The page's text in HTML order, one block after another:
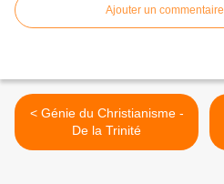
Ajouter un commentaire
< Génie du Christianisme -
De la Trinité